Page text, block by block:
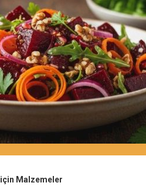
için Malzemeler